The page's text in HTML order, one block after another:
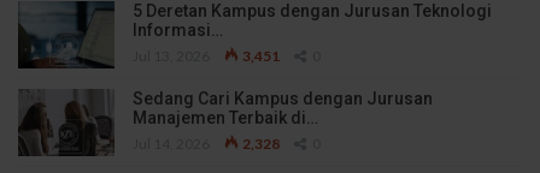
5 Deretan Kampus dengan Jurusan Teknologi
Informasi…
3,451
Sedang Cari Kampus dengan Jurusan
Manajemen Terbaik di…
2,328